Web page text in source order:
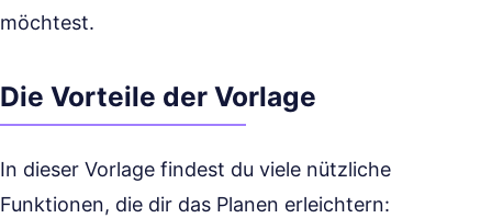
möchtest.
Die Vorteile der Vorlage
In dieser Vorlage findest du viele nützliche
Funktionen, die dir das Planen erleichtern: